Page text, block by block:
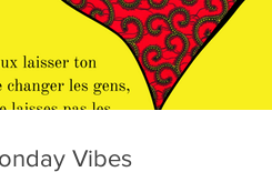
Vibes